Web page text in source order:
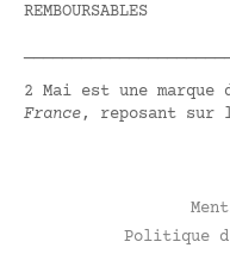
REMBOURSABLES
2 Mai est une marque
France, reposant sur
Politique